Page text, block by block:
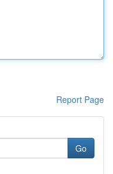
Report Page
Go